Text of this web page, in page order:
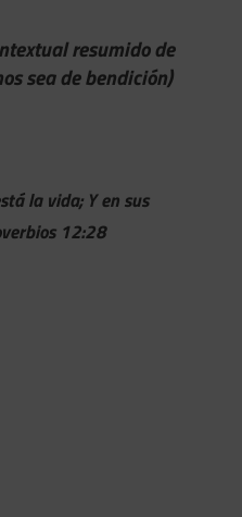
resumido de
sea de bendición)
la vida; Y en sus
12:28